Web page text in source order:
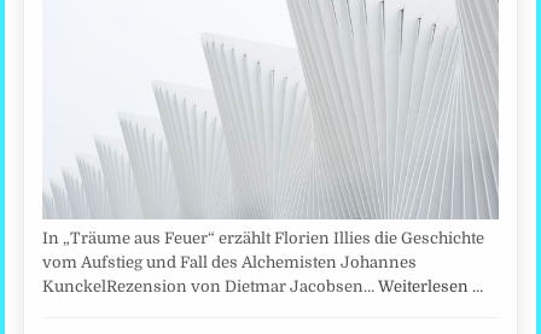
In „Träume aus Feuer“ erzählt Florien Illies die Geschichte
vom Aufstieg und Fall des Alchemisten Johannes
KunckelRezension von Dietmar Jacobsen…Weiterlesen …